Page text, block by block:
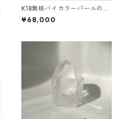
K18無核バイカラーパールのリ
ング（11.5号）
¥68,000